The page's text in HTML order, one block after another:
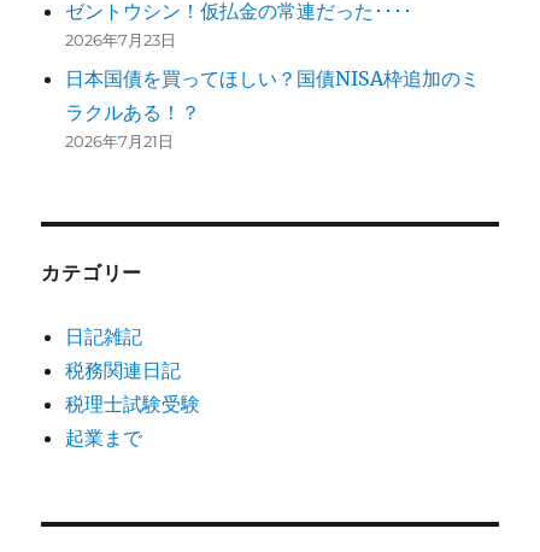
ゼントウシン！仮払金の常連だった････
2026年7月23日
日本国債を買ってほしい？国債NISA枠追加のミ
ラクルある！？
2026年7月21日
カテゴリー
日記雑記
税務関連日記
税理士試験受験
起業まで